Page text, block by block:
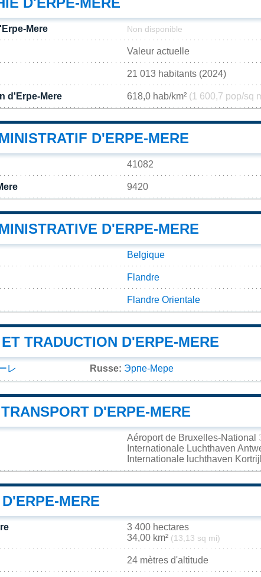
Mere Non disponible
Valeur actuelle
21 013 habitants (2024)
d'Erpe-Mere 618,0 hab/km² (1 600,7 pop/sq
D'ERPE-MERE
41082
9420
D'ERPE-MERE
Belgique
Flandre
Flandre Orientale
TRADUCTION D'ERPE-MERE
レ Russe: Эрпе-Мере
D'ERPE-MERE
Aéroport de Bruxelles-National
Internationale Luchthaven
Internationale luchthaven
MERE
3 400 hectares
34,00 km² (13,13 sq mi)
24 mètres d'altitude